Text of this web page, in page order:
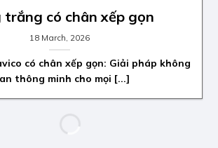
trắng có chân xếp gọn
18 March, 2026
có chân xếp gọn: Giải pháp không
thông minh cho mọi [...]